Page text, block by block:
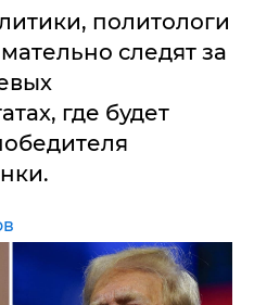
политологи
следят за
где будет